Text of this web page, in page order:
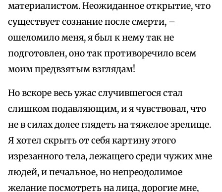
материалистом. Неожиданное открытие, что
существует сознание после смерти, –
ошеломило меня, я был к нему так не
подготовлен, оно так противоречило всем
моим предвзятым взглядам!
Но вскоре весь ужас случившегося стал
слишком подавляющим, и я чувствовал, что
не в силах долее глядеть на тяжелое зрелище.
Я хотел скрыть от себя картину этого
изрезанного тела, лежащего среди чужих мне
людей, и печальное, но непреодолимое
желание посмотреть на лица, дорогие мне,